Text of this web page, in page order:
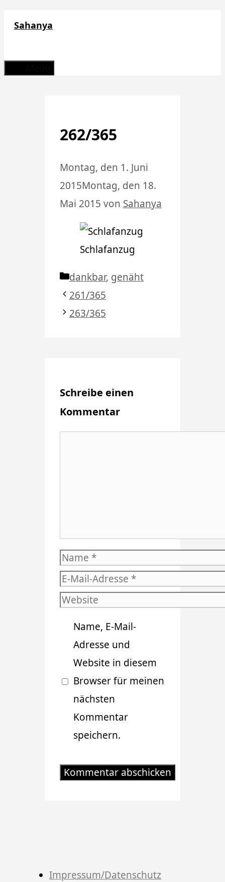
Sahanya
262/365
Montag, den 1. Juni
2015Montag, den 18.
Mai 2015 von Sahanya
Schlafanzug
Kategorien
dankbar, genäht
261/365
263/365
Schreibe einen
Kommentar
Name
E-
Mail-
Website
Name, E-Mail-
Adresse und
Website in diesem
Browser für meinen
nächsten
Kommentar
speichern.
Impressum/Datenschutz